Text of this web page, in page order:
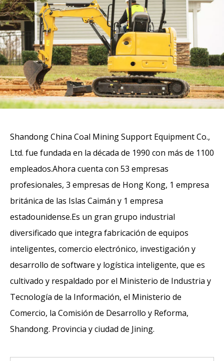
Shandong China Coal Mining Support Equipment Co.,
Ltd. fue fundada en la década de 1990 con más de 1100
empleados.Ahora cuenta con 53 empresas
profesionales, 3 empresas de Hong Kong, 1 empresa
británica de las Islas Caimán y 1 empresa
estadounidense.Es un gran grupo industrial
diversificado que integra fabricación de equipos
inteligentes, comercio electrónico, investigación y
desarrollo de software y logística inteligente, que es
cultivado y respaldado por el Ministerio de Industria y
Tecnología de la Información, el Ministerio de
Comercio, la Comisión de Desarrollo y Reforma,
Shandong. Provincia y ciudad de Jining.